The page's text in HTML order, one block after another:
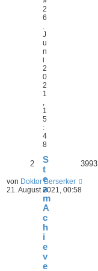
2
6
J
u
n
i
2
0
2
1
1
5
:
4
8
S
t
e
a
m
A
c
h
i
e
v
e
2 3993
von Doktor Berserker
21. August 2021, 00:58